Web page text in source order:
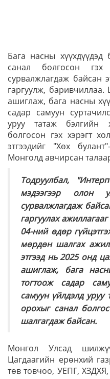
Бага насны
санал болгосон гэх
сурвалжлагдаж байсан
гаргуулж, баривчиллаа.
ашиглаж, бага насны
садар самуун
уруу татаж бэлгийн
болгосон гэх хэрэгт
этгээдийг "Хөх
Монголд авчирсан
Тодруулбал,
мэдээгээр олон
сурвалжлагдаж
гаргуулах
04-ний өдөр
мөрдөн шалгах
этгээд нь 2025 онд
ашиглаж, бага
тогтоож садар
самуун үйлдэлд уруу
орохыг санал
шалгагдаж байсан.
Монгол Улсад
Цагдаагийн ерөнхий
төв товчоо, УЕПГ,